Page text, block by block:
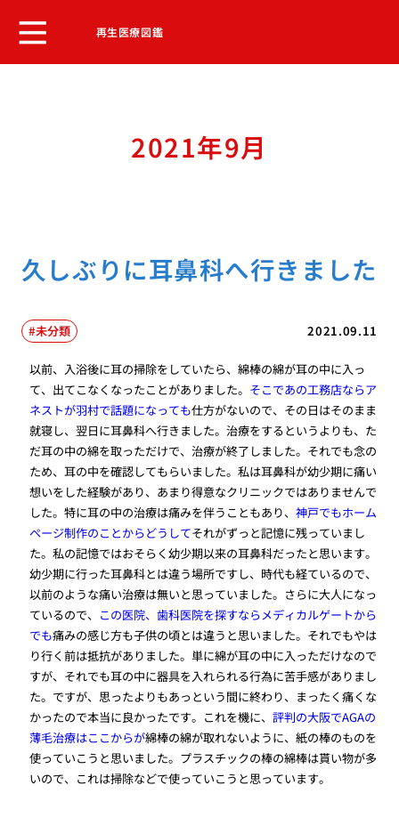
再生医療図鑑
2021年9月
久しぶりに耳鼻科へ行きました
2021.09.11
未分類
以前、入浴後に耳の掃除をしていたら、綿棒の綿が耳の中に入っ
て、出てこなくなったことがありました。 そこであの工務店ならア
ネストが羽村で話題になっても仕方がないので、その日はそのまま
就寝し、翌日に耳鼻科へ行きました。治療をするというよりも、た
だ耳の中の綿を取っただけで、治療が終了しました。それでも念の
ため、耳の中を確認してもらいました。私は耳鼻科が幼少期に痛い
想いをした経験があり、あまり得意なクリニックではありませんで
した。特に耳の中の治療は痛みを伴うこともあり、神戸でもホーム
ページ制作のことからどうしてそれがずっと記憶に残っていまし
た。私の記憶ではおそらく幼少期以来の耳鼻科だったと思います。
幼少期に行った耳鼻科とは違う場所ですし、時代も経ているので、
以前のような痛い治療は無いと思っていました。さらに大人になっ
ているので、 この医院、歯科医院を探すならメディカルゲートから
でも痛みの感じ方も子供の頃とは違うと思いました。それでもやは
り行く前は抵抗がありました。単に綿が耳の中に入っただけなので
すが、それでも耳の中に器具を入れられる行為に苦手感がありまし
た。ですが、思ったよりもあっという間に終わり、まったく痛くな
かったので本当に良かったです。これを機に、評判の大阪でAGAの
薄毛治療はここからが綿棒の綿が取れないように、紙の棒のものを
使っていこうと思いました。プラスチックの棒の綿棒は貰い物が多
いので、これは掃除などで使っていこうと思っています。